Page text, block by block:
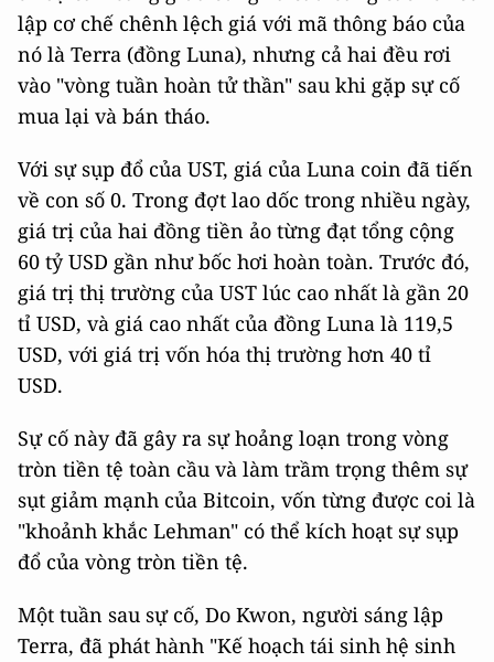
lập cơ chế chênh lệch giá với mã thông báo của
nó là Terra (đồng Luna), nhưng cả hai đều rơi
vào "vòng tuần hoàn tử thần" sau khi gặp sự cố
mua lại và bán tháo.
Với sự sụp đổ của UST, giá của Luna coin đã tiến
về con số 0. Trong đợt lao dốc trong nhiều ngày,
giá trị của hai đồng tiền ảo từng đạt tổng cộng
60 tỷ USD gần như bốc hơi hoàn toàn. Trước đó,
giá trị thị trường của UST lúc cao nhất là gần 20
tỉ USD, và giá cao nhất của đồng Luna là 119,5
USD, với giá trị vốn hóa thị trường hơn 40 tỉ
USD.
Sự cố này đã gây ra sự hoảng loạn trong vòng
tròn tiền tệ toàn cầu và làm trầm trọng thêm sự
sụt giảm mạnh của Bitcoin, vốn từng được coi là
"khoảnh khắc Lehman" có thể kích hoạt sự sụp
đổ của vòng tròn tiền tệ.
Một tuần sau sự cố, Do Kwon, người sáng lập
Terra, đã phát hành "Kế hoạch tái sinh hệ sinh